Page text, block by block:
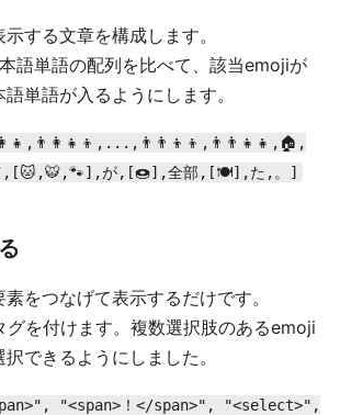
する文章を構成します。
語単語の配列を比べて、該当emojiが
単語が入るようにします。
,[🐱,🐯,🐾],が,[🍩],全部,[🍽],た,。]
をつなげて表示するだけです。
を付けます。複数選択肢のあるemoji
できるようにしました。
"<span>！</span>", "<select>",